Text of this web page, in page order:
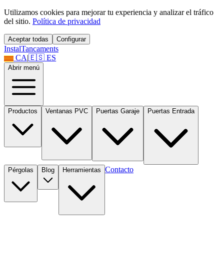
Utilizamos cookies para mejorar tu experiencia y analizar el tráfico
del sitio. Política de privacidad
Aceptar todas Configurar
InstalTancaments
CA|🇪🇸 ES
Abrir menú
Productos Ventanas PVC Puertas Garaje Puertas Entrada
Pérgolas Blog Herramientas Contacto